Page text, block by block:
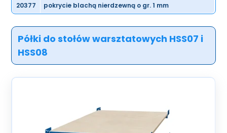
20377
pokrycie blachą nierdzewną o gr. 1 mm
Półki do stołów warsztatowych HSS07 i
HSS08